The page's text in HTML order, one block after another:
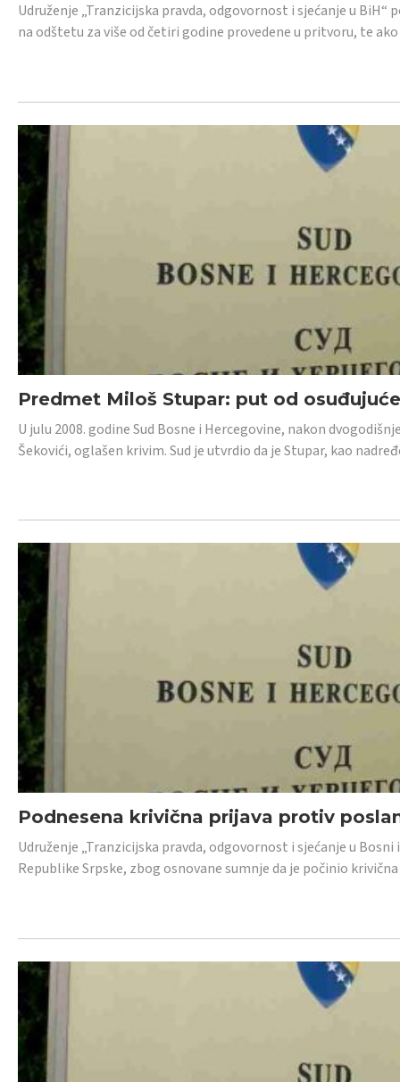
Udruženje „Tranzicijska pravda, odgovornost i sjećanje u
na odštetu za više od četiri godine provedene u pritvoru, te
Predmet Miloš Stupar: put od
U julu 2008. godine Sud Bosne i Hercegovine, nakon
Šekovići, oglašen krivim. Sud je utvrdio da je Stupar, kao
Podnesena krivična prijava protiv
Udruženje „Tranzicijska pravda, odgovornost i sjećanje u
Republike Srpske, zbog osnovane sumnje da je počinio